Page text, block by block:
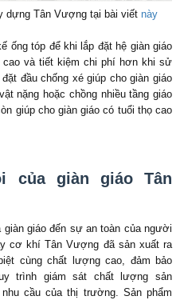
dựng Tân Vượng tại bài viết này
ống tóp để khi lắp đặt hệ giàn giáo
và tiết kiệm chi phí hơn khi sử
đầu chống xé giúp cho giàn giáo
nặng hoặc chồng nhiều tầng giáo
giúp cho giàn giáo có tuổi thọ cao
của giàn giáo Tân
giáo đến sự an toàn của người
cơ khí Tân Vượng đã sản xuất ra
cùng chất lượng cao, đảm bảo
trình giám sát chất lượng sản
cầu của thị trường. Sản phẩm